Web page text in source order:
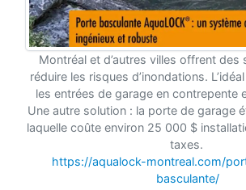
Montréal et d’autres villes offrent des
réduire les risques d’inondations.
les entrées de garage en contrepente
Une autre solution : la porte de garage
laquelle coûte environ 25 000 $
taxes.
https://aqualock-montreal.com/
basculante/